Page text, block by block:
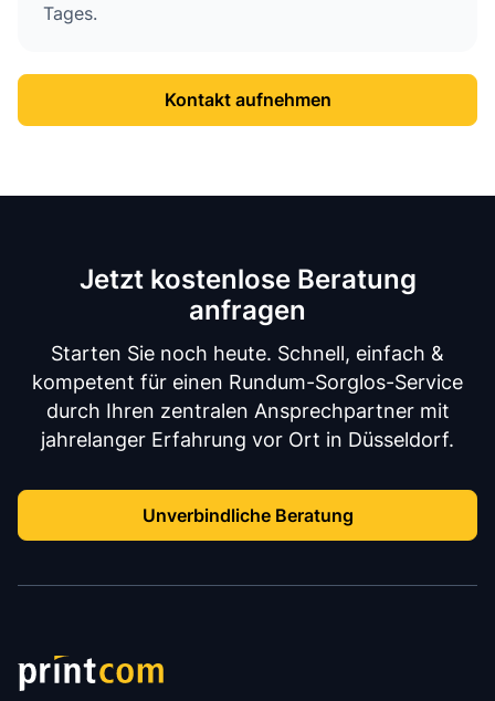
Tages.
Kontakt aufnehmen
Jetzt kostenlose Beratung
anfragen
Starten Sie noch heute. Schnell, einfach &
kompetent für einen Rundum-Sorglos-Service
durch Ihren zentralen Ansprechpartner mit
jahrelanger Erfahrung vor Ort in Düsseldorf.
Unverbindliche Beratung